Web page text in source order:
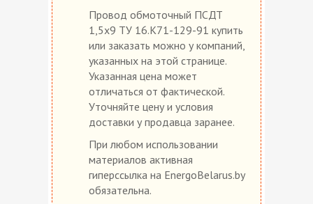
Провод обмоточный ПСДТ
1,5х9 ТУ 16.К71-129-91 купить
или заказать можно у компаний,
указанных на этой странице.
Указанная цена может
отличаться от фактической.
Уточняйте цену и условия
доставки у продавца заранее.
При любом использовании
материалов активная
гиперссылка на EnergoBelarus.by
обязательна.